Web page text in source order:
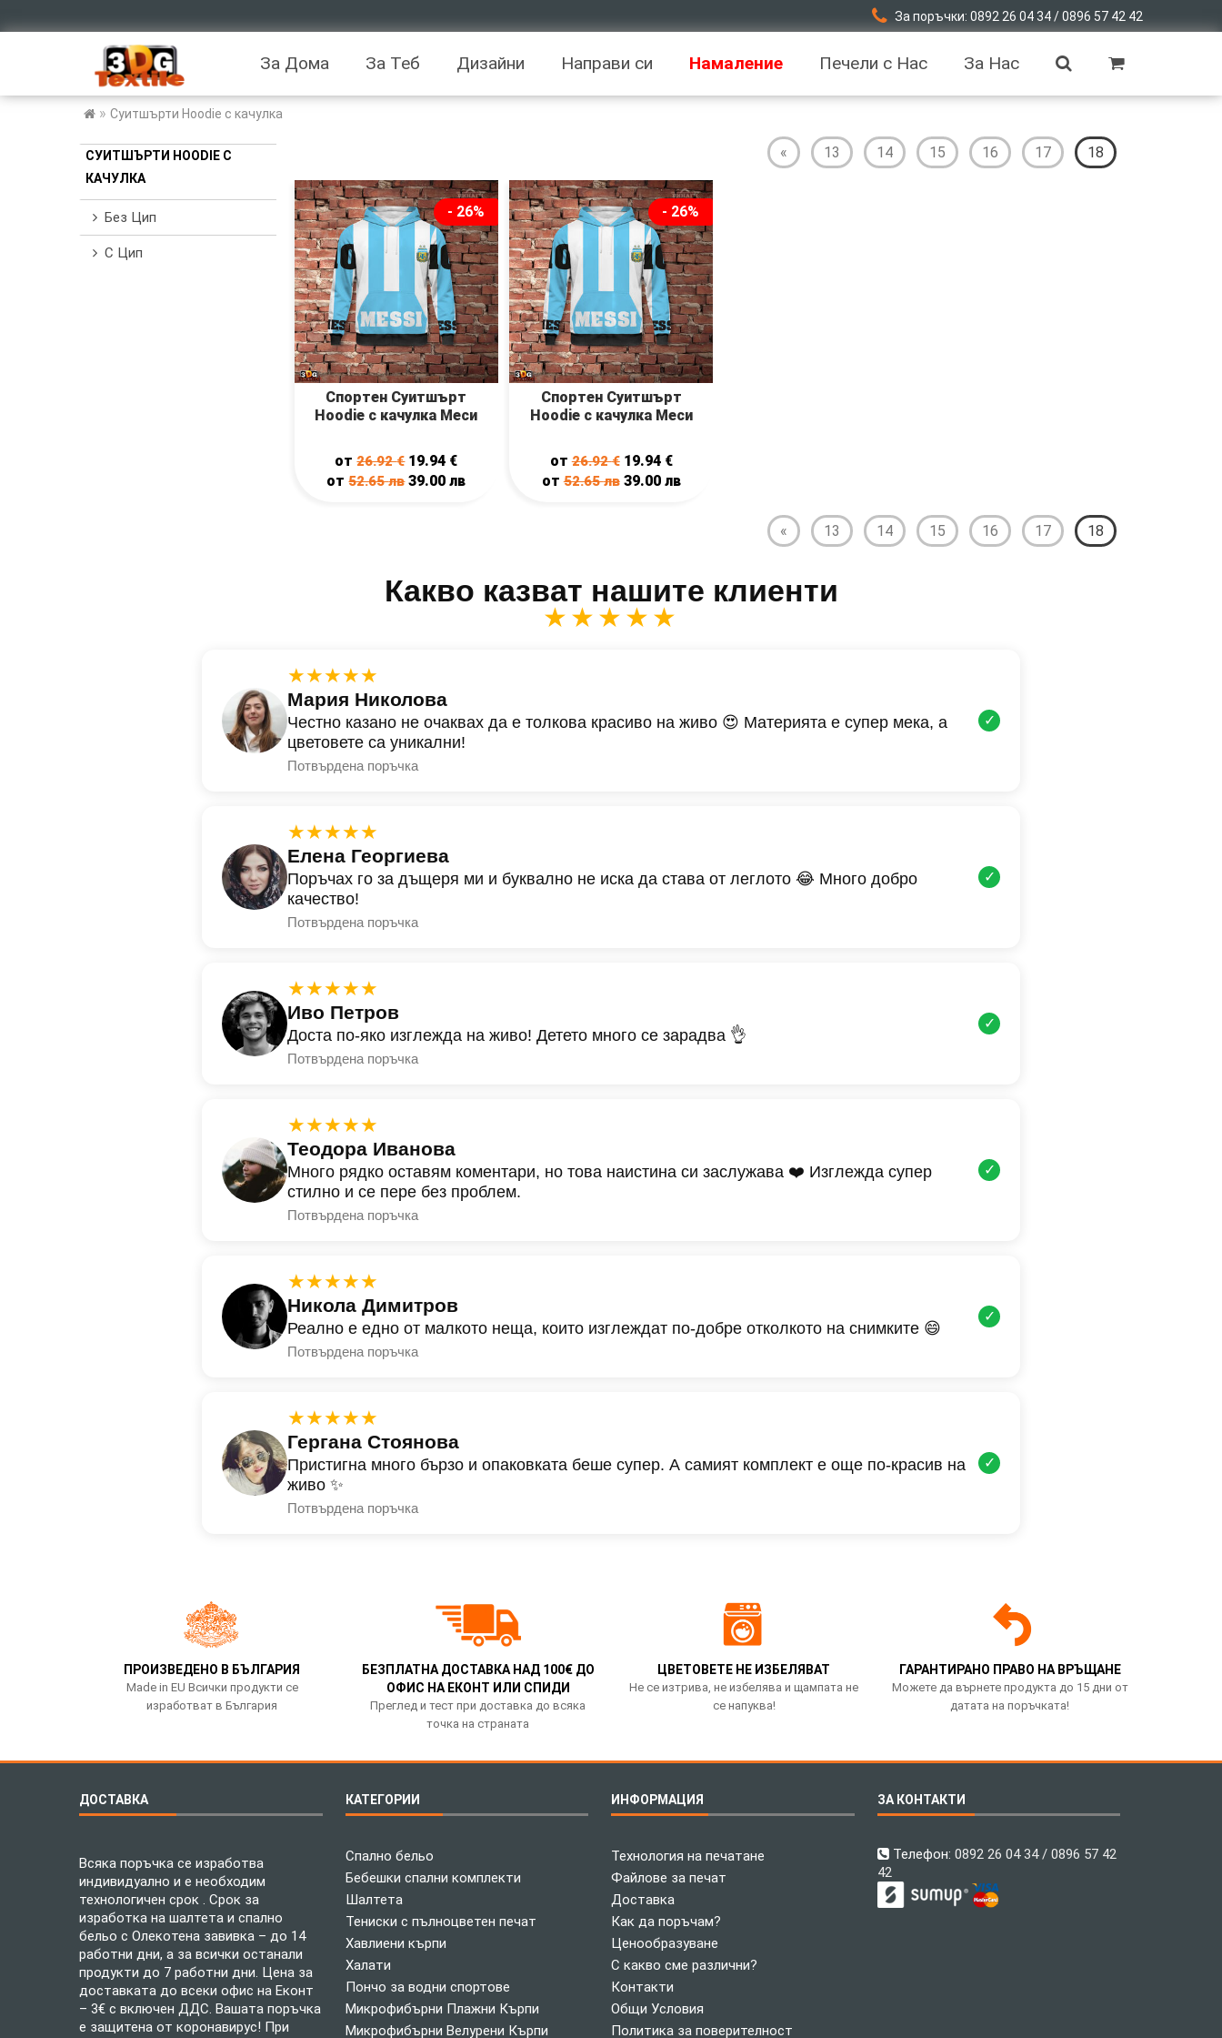
За поръчки: 0892 26 04 34 / 0896 57 42 42
За Дома За Теб Дизайни Направи си Намаление Печели с Нас За Нас
» Суитшърти Hoodie с качулка
СУИТШЪРТИ HOODIE С
КАЧУЛКА
Без Цип
С Цип
« 13 14 15 16 17 18
- 26%
Спортен Суитшърт
Hoodie с качулка Меси
от26.92€ 19.94 €
от52.65лв 39.00лв
- 26%
Спортен Суитшърт
Hoodie с качулка Меси
от26.92€ 19.94 €
от52.65лв 39.00 лв
« 13 14 15 16 17 18
Какво казват нашите клиенти
★★★★★
★★★★★
Мария Николова
Честно казано не очаквах да е толкова красиво на живо 😍 Материята е супер мека, а
цветовете са уникални!
Потвърдена поръчка
✓
★★★★★
Елена Георгиева
Поръчах го за дъщеря ми и буквално не иска да става от леглото 😂 Много добро
качество!
Потвърдена поръчка
✓
★★★★★
Иво Петров
Доста по-яко изглежда на живо! Детето много се зарадва 👌
Потвърдена поръчка
✓
★★★★★
Теодора Иванова
Много рядко оставям коментари, но това наистина си заслужава ❤️ Изглежда супер
стилно и се пере без проблем.
Потвърдена поръчка
✓
★★★★★
Никола Димитров
Реално е едно от малкото неща, които изглеждат по-добре отколкото на снимките 😄
Потвърдена поръчка
✓
★★★★★
Гергана Стоянова
Пристигна много бързо и опаковката беше супер. А самият комплект е още по-красив на
живо ✨
Потвърдена поръчка
✓
ПРОИЗВЕДЕНО В БЪЛГАРИЯ
Made in EU Всички продукти се
изработват в България
БЕЗПЛАТНА ДОСТАВКА НАД 100€ ДО
ОФИС НА ЕКОНТ ИЛИ СПИДИ
Преглед и тест при доставка до всяка
точка на страната
ЦВЕТОВЕТЕ НЕ ИЗБЕЛЯВАТ
Не се изтрива, не избелява и щампата не
се напуква!
ГАРАНТИРАНО ПРАВО НА ВРЪЩАНЕ
Можете да върнете продукта до 15 дни от
датата на поръчката!
ДОСТАВКА
Всяка поръчка се изработва
индивидуално и е необходим
технологичен срок . Срок за
изработка на шалтета и спално
бельо с Олекотена завивка – до 14
работни дни, а за всички останали
продукти до 7 работни дни. Цена за
доставката до всеки офис на Еконт
– 3€ с включен ДДС. Вашата поръчка
е защитена от коронавирус! При
КАТЕГОРИИ
Спално бельо
Бебешки спални комплекти
Шалтета
Тениски с пълноцветен печат
Хавлиени кърпи
Халати
Пончо за водни спортове
Микрофибърни Плажни Кърпи
Микрофибърни Велурени Кърпи
ИНФОРМАЦИЯ
Технология на печатане
Файлове за печат
Доставка
Как да поръчам?
Ценообразуване
С какво сме различни?
Контакти
Общи Условия
Политика за поверителност
ЗА КОНТАКТИ
Телефон: 0892 26 04 34 / 0896 57 42
42